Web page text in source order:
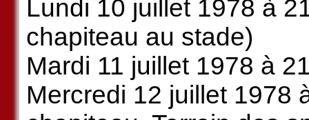
Lundi 10 juillet 1978 à
chapiteau au stade)
Mardi 11 juillet 1978 à
Mercredi 12 juillet 1978